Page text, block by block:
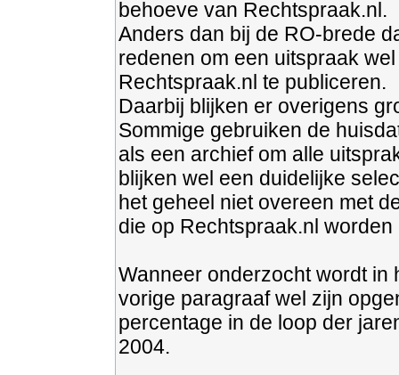
behoeve van Rechtspraak.nl.
Anders dan bij de RO-brede
redenen om een uitspraak
Rechtspraak.nl te publiceren.
Daarbij blijken er overigens
Sommige gebruiken de
als een archief om alle
blijken wel een duidelijke
het geheel niet overeen met
die op Rechtspraak.nl
Wanneer onderzocht wordt
vorige paragraaf wel zijn
percentage in de loop der
2004.